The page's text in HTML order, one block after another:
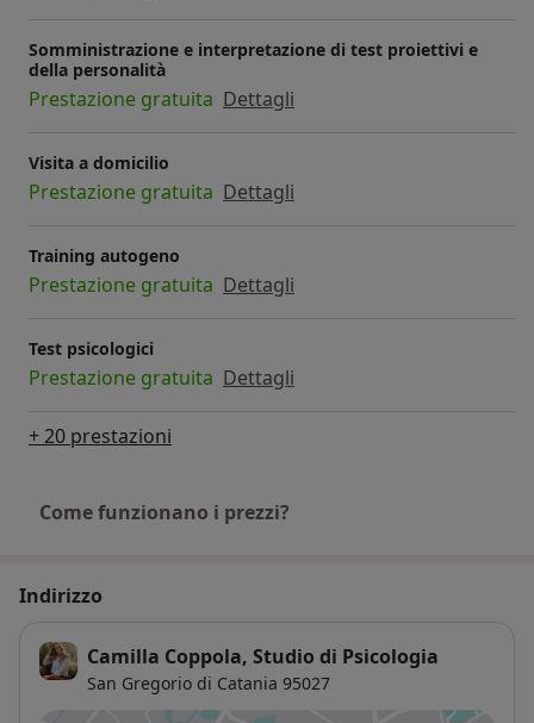
comunicazione e i conflitti.
Esercito sia Online che in Presenza.
Somministrazione e interpretazione di test proiettivi e
della personalità
Prestazione gratuita Dettagli
Visita a domicilio
Prestazione gratuita Dettagli
Training autogeno
Prestazione gratuita Dettagli
Test psicologici
Prestazione gratuita Dettagli
+ 20 prestazioni
Come funzionano i prezzi?
Indirizzo
Camilla Coppola, Studio di Psicologia
San Gregorio di Catania 95027